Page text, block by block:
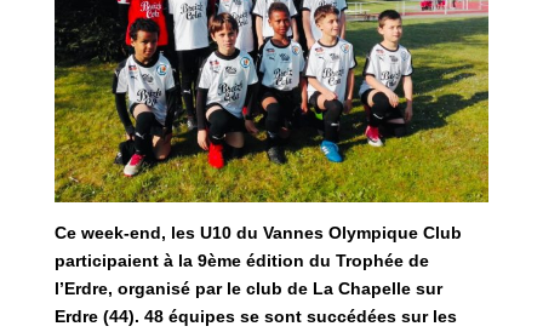
Ce week-end, les U10 du Vannes Olympique Club
participaient à la 9ème édition du Trophée de
l’Erdre, organisé par le club de La Chapelle sur
Erdre (44). 48 équipes se sont succédées sur les